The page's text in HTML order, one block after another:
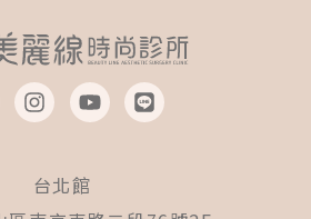
I
n
s
a
g
Y
o
u
b
L
i
n
台北館